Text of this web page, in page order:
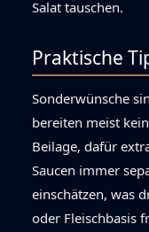
Salat tauschen.
Praktische
Sonderwünsche
bereiten meist
Beilage, dafür
Saucen immer
einschätzen, was
oder Fleischbasis